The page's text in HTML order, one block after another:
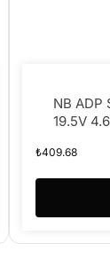
NB ADP
19.5V
₺409.68